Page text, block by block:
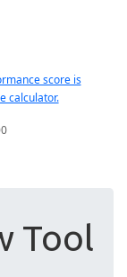
Tool